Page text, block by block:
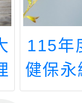
115年
健保
分級